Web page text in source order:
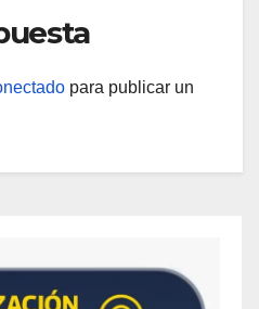
para publicar un